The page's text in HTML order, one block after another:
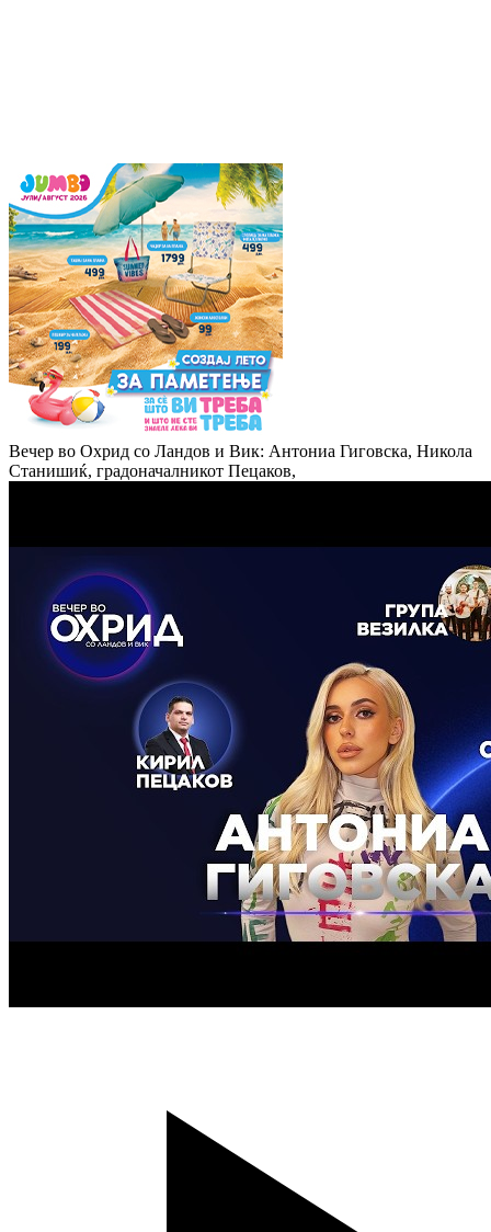
Вечер во Охрид со Ландов и Вик: Антониа Гиговска, Никола
Станишиќ, градоначалникот Пецаков,